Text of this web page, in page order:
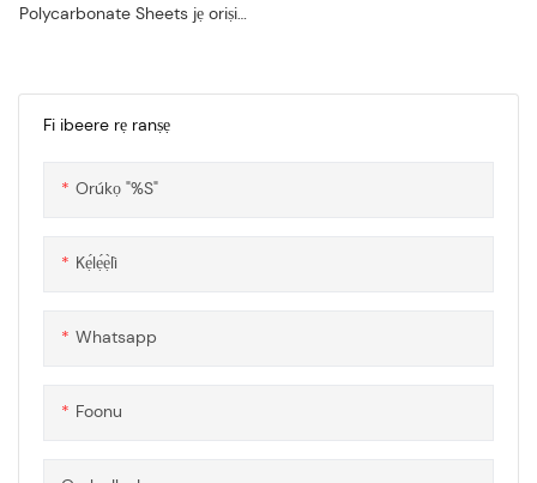
Fi ibeere rẹ ranṣẹ
Orúkọ "%s"
Kẹ́lẹ́ẹ̀lì
Whatsapp
Foonu
Polycarbonate Sheets jẹ oriṣi
abrasions dada